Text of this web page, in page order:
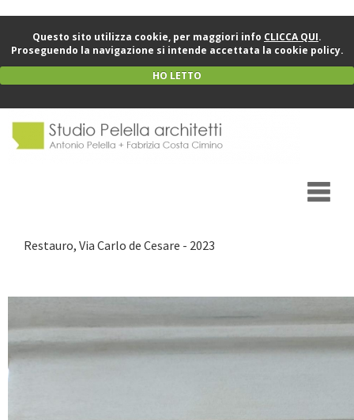
Questo sito utilizza cookie, per maggiori info CLICCA QUI.
Proseguendo la navigazione si intende accettata la cookie policy.
HO LETTO
Restauro, Via Carlo de Cesare - 2023